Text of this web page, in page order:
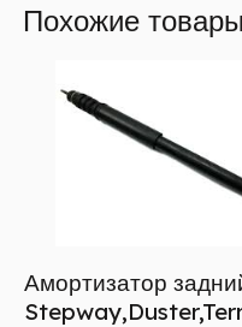
Похожие товары
Амортизатор